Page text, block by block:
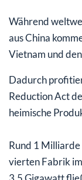
Während
aus China
Vietnam und
Dadurch
Reduction Act
heimische
Rund 1 Milliarde
vierten Fabrik